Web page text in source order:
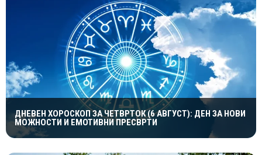
ДНЕВЕН ХОРОСКОП ЗА ЧЕТВРТОК (6 АВГУСТ): ДЕН ЗА НОВИ
МОЖНОСТИ И ЕМОТИВНИ ПРЕСВРТИ